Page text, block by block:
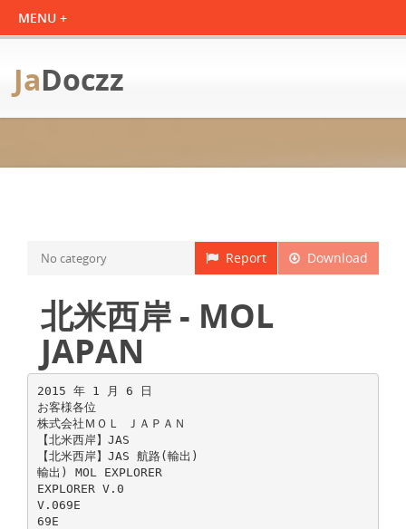
JaDoczz
Download
Report
No category
北米西岸 - MOL
JAPAN
2015 年 1 月 6 日
お客様各位
株式会社ＭＯＬ ＪＡＰＡＮ
【北米西岸】JAS
【北米西岸】JAS 航路(輸出)
輸出) MOL EXPLORER
EXPLORER V.0
V.069E
69E